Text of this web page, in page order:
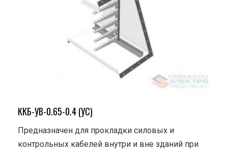
ККБ-УВ-0.65-0.4 (УС)
Предназначен для прокладки силовых и
контрольных кабелей внутри и вне зданий при